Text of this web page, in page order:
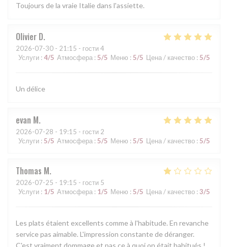
Toujours de la vraie Italie dans l'assiette.
Olivier D
2026-07-30 - 21:15 - гости 4
Услуги : 4/5 Атмосфера : 5/5 Меню : 5/5 Цена / качество : 5/5
Un délice
evan M
2026-07-28 - 19:15 - гости 2
Услуги : 5/5 Атмосфера : 5/5 Меню : 5/5 Цена / качество : 5/5
Thomas M
2026-07-25 - 19:15 - гости 5
Услуги : 1/5 Атмосфера : 1/5 Меню : 5/5 Цена / качество : 3/5
Les plats étaient excellents comme à l'habitude. En revanche
service pas aimable. L'impression constante de déranger.
C'est vraiment dommage et pas ce à quoi on était habitués !